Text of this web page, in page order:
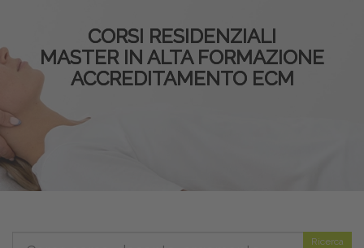
CORSI RESIDENZIALI
MASTER IN ALTA FORMAZIONE
ACCREDITAMENTO ECM
Ricerca